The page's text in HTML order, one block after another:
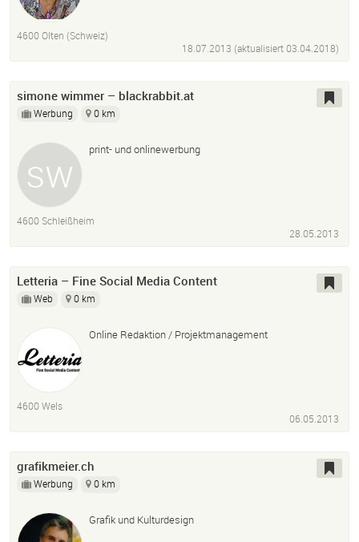
4600 Olten (Schweiz)
18.07.2013 (aktualisiert03.04.2018)
simone wimmer – blackrabbit.at
Werbung 0 km
print- und onlinewerbung
4600 Schleißheim
28.05.2013
Letteria – Fine Social Media Content
Web 0 km
Online Redaktion / Projektmanagement
4600 Wels
06.05.2013
grafikmeier.ch
Werbung 0 km
Grafik und Kulturdesign